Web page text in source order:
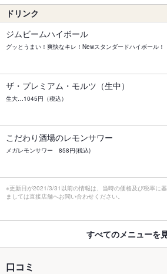
ドリンク
ジムビームハイボール
グッとうまい！爽快なキレ！Newスタンダードハイボール！
ザ・プレミアム・モルツ（生中）
生大…1045円（税込）
こだわり酒場のレモンサワー
メガレモンサワー 858円(税込)
※更新日が2021/3/31以前の情報は、当時の価格及び税率に
ましては直接店舗へお問い合わせください。
すべてのメニューを
口コミ